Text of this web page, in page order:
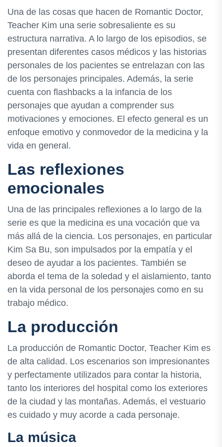
Una de las cosas que hacen de Romantic Doctor,
Teacher Kim una serie sobresaliente es su
estructura narrativa. A lo largo de los episodios, se
presentan diferentes casos médicos y las historias
personales de los pacientes se entrelazan con las
de los personajes principales. Además, la serie
cuenta con flashbacks a la infancia de los
personajes que ayudan a comprender sus
motivaciones y emociones. El efecto general es un
enfoque emotivo y conmovedor de la medicina y la
vida en general.
Las reflexiones
emocionales
Una de las principales reflexiones a lo largo de la
serie es que la medicina es una vocación que va
más allá de la ciencia. Los personajes, en particular
Kim Sa Bu, son impulsados por la empatía y el
deseo de ayudar a los pacientes. También se
aborda el tema de la soledad y el aislamiento, tanto
en la vida personal de los personajes como en su
trabajo médico.
La producción
La producción de Romantic Doctor, Teacher Kim es
de alta calidad. Los escenarios son impresionantes
y perfectamente utilizados para contar la historia,
tanto los interiores del hospital como los exteriores
de la ciudad y las montañas. Además, el vestuario
es cuidado y muy acorde a cada personaje.
La música